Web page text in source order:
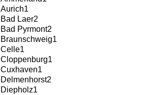
Aurich1
Bad Laer2
Bad Pyrmont2
Braunschweig1
Celle1
Cloppenburg1
Cuxhaven1
Delmenhorst2
Diepholz1